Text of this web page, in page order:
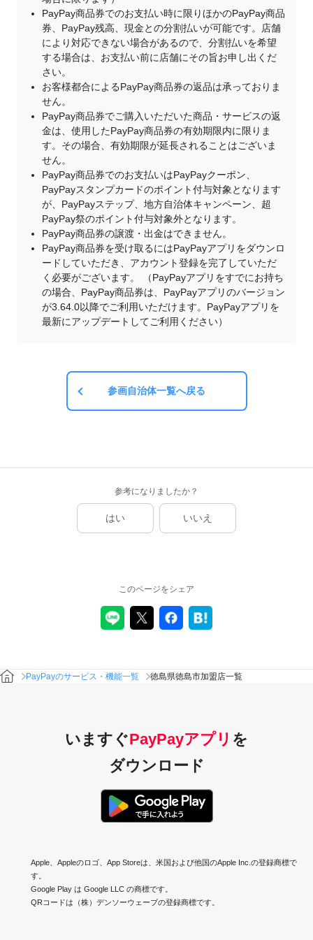
PayPay商品券でのお支払い時に限りほかのPayPay商品
券、PayPay残高、現金との分割払いが可能です。店舗
により対応できない場合があるので、分割払いを希望
する場合は、お支払い前に店舗にその旨お申し出くだ
さい。
お客様都合によるPayPay商品券の返品は承っておりま
せん。
PayPay商品券でご購入いただいた商品・サービスの返
金は、使用したPayPay商品券の有効期限内に限りま
す。その場合、有効期限が延長されることはございま
せん。
PayPay商品券でのお支払いはPayPayクーポン、
PayPayスタンプカードのポイント付与対象となります
が、PayPayステップ、地方自治体キャンペーン、超
PayPay祭のポイント付与対象外となります。
PayPay商品券の譲渡・出金はできません。
PayPay商品券を受け取るにはPayPayアプリをダウンロ
ードしていただき、アカウント登録を完了していただ
く必要がございます。 （PayPayアプリをすでにお持ち
の場合、PayPay商品券は、PayPayアプリのバージョン
が3.64.0以降でご利用いただけます。PayPayアプリを
最新にアップデートしてご利用ください）
参画自治体一覧へ戻る
参考になりましたか？
はい いいえ
このページをシェア
PayPayのサービス・機能一覧 徳島県徳島市加盟店一覧
いますぐPayPayアプリ を
ダウンロード
Apple、Appleのロゴ、App Storeは、米国および他国のApple Inc.の登録商標で
す。
Google Play は Google LLC の商標です。
QRコードは（株）デンソーウェーブの登録商標です。